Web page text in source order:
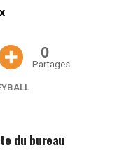
0
Partages
du bureau